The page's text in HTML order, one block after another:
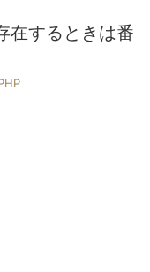
在するときは番